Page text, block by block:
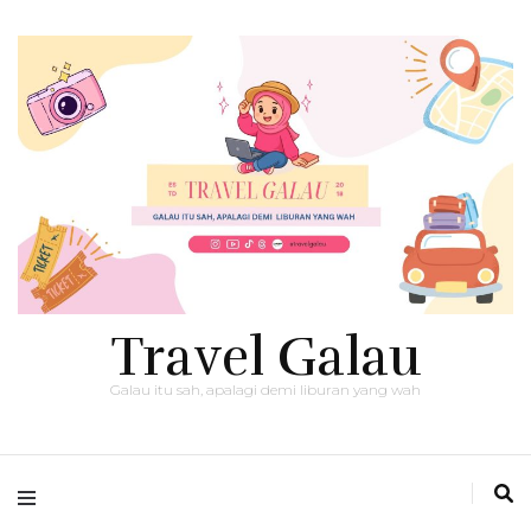
Travel Galau
Galau itu sah, apalagi demi liburan yang wah